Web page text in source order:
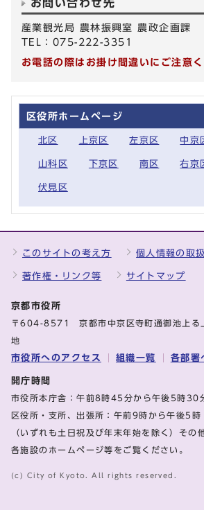
お問い合わせ先
産業観光局 農林振興室 農政企画課
TEL：075-222-3351
お電話の際はお掛け間違いにご注意
区役所ホームページ
北区 上京区 左京区 中京
山科区 下京区 南区 右京
伏見区
このサイトの考え方 個人情報の取
著作権・リンク等 サイトマップ
京都市役所
〒604-8571 京都市中京区寺町通御池上る
地
市役所へのアクセス 組織一覧 各部署
開庁時間
市役所本庁舎：午前8時45分から午後5時
区役所・支所、出張所：午前9時から午後5
（いずれも土日祝及び年末年始を除く）その
各施設のホームページ等をご覧ください。
(c) City of Kyoto. All rights reserved.